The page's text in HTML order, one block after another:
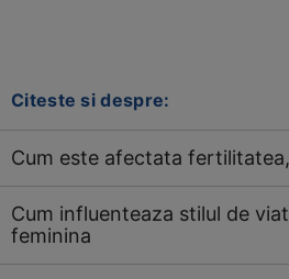
Citeste si despre:
Cum este afectata
Cum influenteaza stilul de
feminina